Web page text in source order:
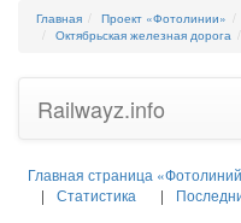
Главная Проект «Фотолинии»
Октябрьская железная дорога
Railwayz.info
Главная страница
Статистика